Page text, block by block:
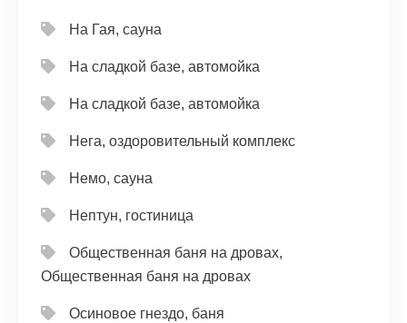
На Гая, сауна
На сладкой базе, автомойка
На сладкой базе, автомойка
Нега, оздоровительный комплекс
Немо, сауна
Нептун, гостиница
Общественная баня на дровах,
Общественная баня на дровах
Осиновое гнездо, баня